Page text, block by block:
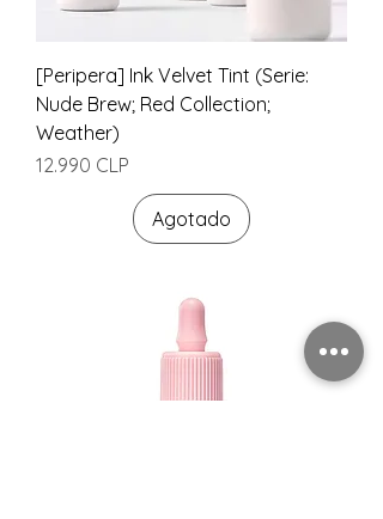
[Peripera] Ink Velvet Tint (Serie:
Nude Brew; Red Collection;
Weather)
Precio
12.990 CLP
Agotado